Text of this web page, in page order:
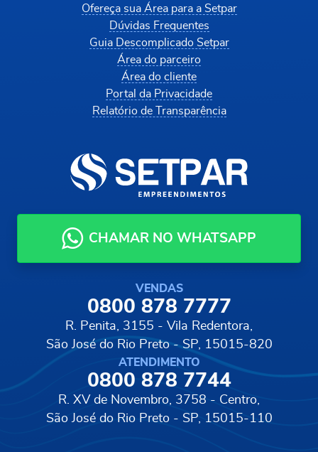
Ofereça sua Área para a Setpar
Dúvidas Frequentes
Guia Descomplicado Setpar
Área do parceiro
Área do cliente
Portal da Privacidade
Relatório de Transparência
CHAMAR NO WHATSAPP
VENDAS
0800 878 7777
R. Penita, 3155 - Vila Redentora,
São José do Rio Preto - SP, 15015-820
ATENDIMENTO
0800 878 7744
R. XV de Novembro, 3758 - Centro,
São José do Rio Preto - SP, 15015-110